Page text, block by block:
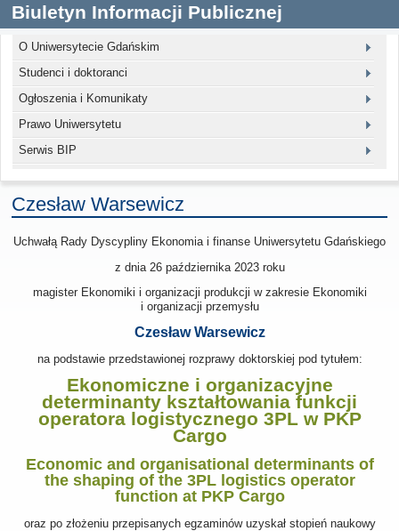
Biuletyn Informacji Publicznej
O Uniwersytecie Gdańskim
Studenci i doktoranci
Ogłoszenia i Komunikaty
Prawo Uniwersytetu
Serwis BIP
Czesław Warsewicz
Uchwałą Rady Dyscypliny Ekonomia i finanse Uniwersytetu Gdańskiego
z dnia 26 października 2023roku
magister Ekonomiki i organizacji produkcji w zakresie Ekonomiki
i organizacji przemysłu
Czesław Warsewicz
na podstawie przedstawionej rozprawy doktorskiej pod tytułem:
Ekonomiczne i organizacyjne
determinanty kształtowania funkcji
operatora logistycznego 3PL w PKP
Cargo
Economic and organisational determinants of
the shaping of the 3PL logistics operator
function at PKP Cargo
oraz po złożeniu przepisanych egzaminów uzyskał stopień naukowy